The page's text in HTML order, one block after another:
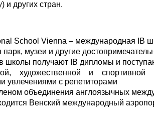
и других стран.
School Vienna – международная IB
парк, музеи и другие
школы получают IB дипломы и
художественной и
увлечениями с репетиторами
объединения англоязычных
Венский международный